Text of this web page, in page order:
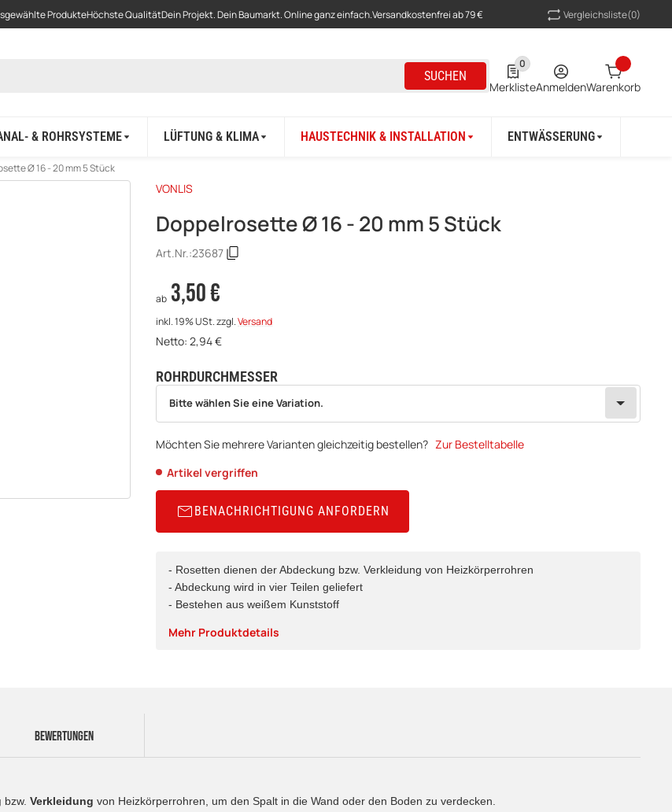
ProdukteHöchste QualitätDein Projekt. Dein Baumarkt. Online ganz einfach.Versandkostenfrei ab 79 € Vergleichsliste(0)
SUCHEN
0
0 Produkte in der Liste
MerklisteAnmeldenWarenkorb
& ROHRSYSTEME LÜFTUNG & KLIMA HAUSTECHNIK & INSTALLATION ENTWÄSSERUNG
Ø 16 - 20 mm 5 Stück
VONLIS
Doppelrosette Ø 16 - 20 mm 5 Stück
Art.Nr.:23687
ab 3,50 €
inkl. 19% USt.zzgl.Versand
Netto: 2,94€
ROHRDURCHMESSER
wählen
Bitte wählen Sie eine Variation.
Möchten Sie mehrere Varianten gleichzeitig bestellen? Zur Bestelltabelle
Artikel vergriffen
BENACHRICHTIGUNG ANFORDERN
- Rosetten dienen der Abdeckung bzw. Verkleidung von Heizkörperrohren
- Abdeckung wird in vier Teilen geliefert
- Bestehen aus weißem Kunststoff
Mehr Produktdetails
BEWERTUNGEN
bzw. Verkleidung von Heizkörperrohren, um den Spalt in die Wand oder den Boden zu verdecken.